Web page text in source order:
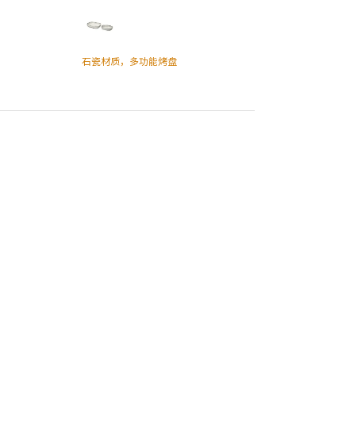
石瓷材质，多功能烤盘